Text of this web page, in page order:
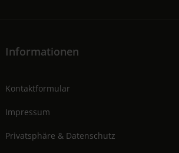
Informationen
Kontaktformular
Impressum
Privatsphäre & Datenschutz